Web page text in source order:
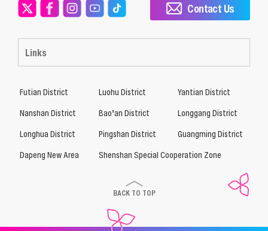
Links
Contact Us
Futian District Luohu District
Yantian District
Nanshan District
Bao’an District
Longgang District
Longhua District
Pingshan District
Guangming District
Dapeng New Area
Shenshan Special Cooperation Zone
BACK TO TOP